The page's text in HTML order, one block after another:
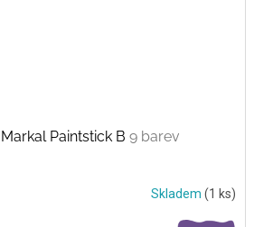
Markal Paintstick B 9 barev
Skladem (1 ks)